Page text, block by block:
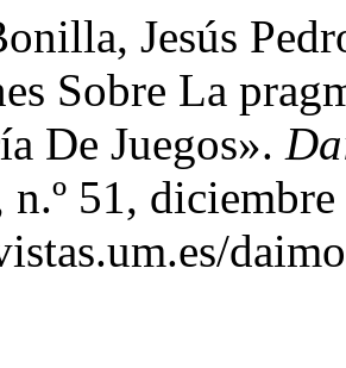
Jesús
Sobre La
De Juegos».
n.º 51,